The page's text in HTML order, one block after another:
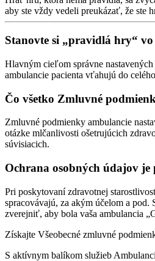
aby ste vždy vedeli preukázať, že ste
Stanovte si „pravidlá hry“
Hlavným cieľom správne
ambulancie pacienta vťahujú do
Čo všetko Zmluvné
Zmluvné podmienky ambulancie
otázke mlčanlivosti ošetrujúcich
súvisiacich.
Ochrana osobných údajov
Pri poskytovaní zdravotnej
spracovávajú, za akým účelom a
zverejniť, aby bola vaša ambulancia
Získajte Všeobecné zmluvné
S aktívnym balíkom služieb